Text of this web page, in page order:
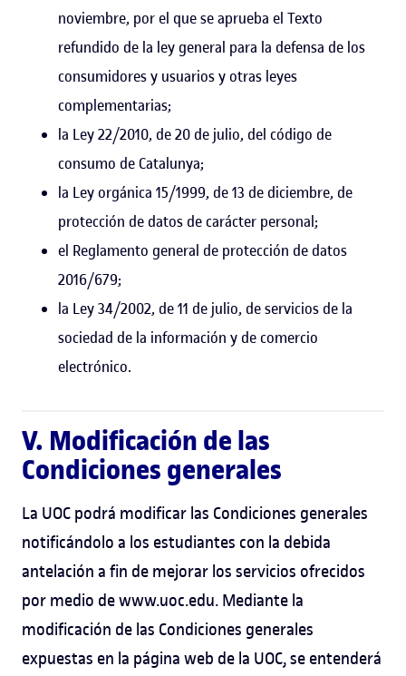
noviembre, por el que se aprueba el Texto
refundido de la ley general para la defensa de los
consumidores y usuarios y otras leyes
complementarias;
la Ley 22/2010, de 20 de julio, del código de
consumo de Catalunya;
la Ley orgánica 15/1999, de 13 de diciembre, de
protección de datos de carácter personal;
el Reglamento general de protección de datos
2016/679;
la Ley 34/2002, de 11 de julio, de servicios de la
sociedad de la información y de comercio
electrónico.
V. Modificación de las
Condiciones generales
La UOC podrá modificar las Condiciones generales
notificándolo a los estudiantes con la debida
antelación a fin de mejorar los servicios ofrecidos
por medio de www.uoc.edu. Mediante la
modificación de las Condiciones generales
expuestas en la página web de la UOC, se entenderá